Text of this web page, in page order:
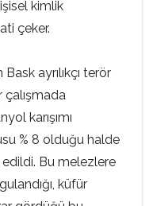
kimlik
çeker.
ayrılıkçı terör
çalışmada
karışımı
% 8 olduğu halde
edildi. Bu melezlere
küfür